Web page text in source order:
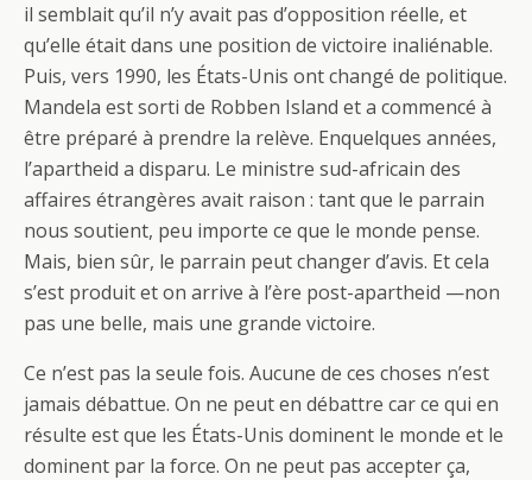
il semblait qu’il n’y avait pas d’opposition réelle, et
qu’elle était dans une position de victoire inaliénable.
Puis, vers 1990, les États-Unis ont changé de politique.
Mandela est sorti de Robben Island et a commencé à
être préparé à prendre la relève. Enquelques années,
l’apartheid a disparu. Le ministre sud-africain des
affaires étrangères avait raison : tant que le parrain
nous soutient, peu importe ce que le monde pense.
Mais, bien sûr, le parrain peut changer d’avis. Et cela
s’est produit et on arrive à l’ère post-apartheid —non
pas une belle, mais une grande victoire.
Ce n’est pas la seule fois. Aucune de ces choses n’est
jamais débattue. On ne peut en débattre car ce qui en
résulte est que les États-Unis dominent le monde et le
dominent par la force. On ne peut pas accepter ça,